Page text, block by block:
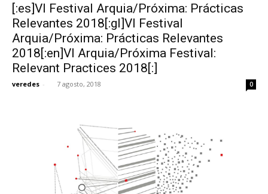
[:es]VI Festival Arquia/Próxima: Prácticas
Relevantes 2018[:gl]VI Festival
Arquia/Próxima: Prácticas Relevantes
2018[:en]VI Arquia/Próxima Festival:
Relevant Practices 2018[:]
veredes - 7 agosto, 2018 0